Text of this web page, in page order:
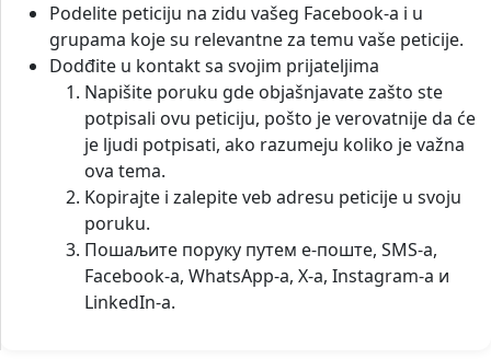
Podelite peticiju na zidu vašeg Facebook-a i u
grupama koje su relevantne za temu vaše peticije.
Dodđite u kontakt sa svojim prijateljima
Napišite poruku gde objašnjavate zašto ste
potpisali ovu peticiju, pošto je verovatnije da će
je ljudi potpisati, ako razumeju koliko je važna
ova tema.
Kopirajte i zalepite veb adresu peticije u svoju
poruku.
Пошаљите поруку путем е-поште, SMS-а,
Facebook-а, WhatsApp-а, X-а, Instagram-а и
LinkedIn-а.